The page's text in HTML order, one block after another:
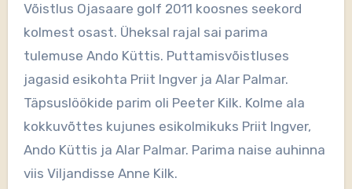
Võistlus Ojasaare golf 2011 koosnes seekord
kolmest osast. Üheksal rajal sai parima
tulemuse Ando Küttis. Puttamisvõistluses
jagasid esikohta Priit Ingver ja Alar Palmar.
Täpsuslöökide parim oli Peeter Kilk. Kolme ala
kokkuvõttes kujunes esikolmikuks Priit Ingver,
Ando Küttis ja Alar Palmar. Parima naise auhinna
viis Viljandisse Anne Kilk.